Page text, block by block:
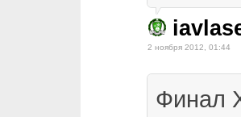
2 ноября 2012, 01:44
Финал